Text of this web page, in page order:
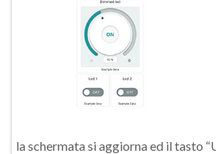
la schermata si aggiorna ed il tasto